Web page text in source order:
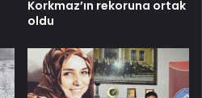
Korkmaz’ın rekoruna ortak
oldu